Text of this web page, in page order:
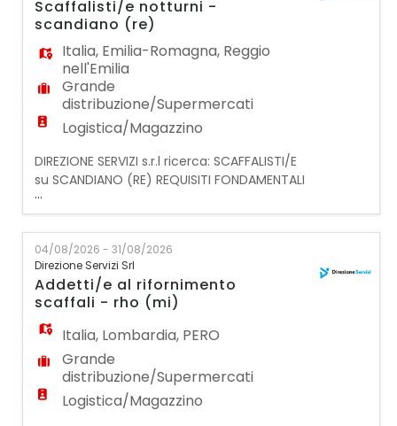
nella scelta dei prodotti ● Gestione delle
operazioni di t
Scaffalisti/e notturni -
scandiano (re)
Italia, Emilia-Romagna, Reggio
nell'Emilia
Grande
distribuzione/Supermercati
Logistica/Magazzino
DIREZIONE SERVIZI s.r.l ricerca: SCAFFALISTI/E
su SCANDIANO (RE) REQUISITI FONDAMENTALI
PER LA CANDIDATURA: - Preferibilmente
esperienza pregressa nella mansione presso
la G.D.O; - DISPONIBILITA' IMMEDIATA e
flessibilità oraria; - AUTOMUNITI; - Saper
usare il transpallet; - Capacità di lavorare in
team, gestione dello stress, dinamismo,
reat
...
04/08/2026 - 31/08/2026
Direzione Servizi Srl
Addetti/e al rifornimento
scaffali - rho (mi)
Italia, Lombardia, PERO
Grande
distribuzione/Supermercati
Logistica/Magazzino